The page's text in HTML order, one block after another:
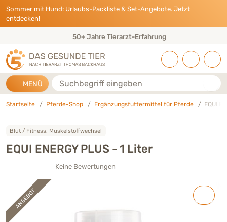
Direkt zu:
INHALT
HAUPTMENÜ
FOOTER
Sommer mit Hund: Urlaubs-Packliste & Set-Angebote. Jetzt
entdecken!
50+ Jahre Tierarzt-Erfahrung
MENÜ Suche
Startseite Pferde-Shop Ergänzungsfuttermittel für Pferde EQUI
Blut / Fitness, Muskelstoffwechsel
EQUI ENERGY PLUS - 1 Liter
Keine Bewertungen
ANGEBOT